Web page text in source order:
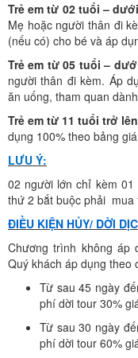
Trẻ em từ 02 tuổi –
Mẹ hoặc người thân đi
(nếu có) cho bé và áp
Trẻ em từ 05 tuổi –
người thân đi kèm. Áp
ăn uống, tham quan
Trẻ em từ 11 tuổi trở lên
dụng 100% theo bảng
LƯU Ý:
02 người lớn chỉ kèm
thứ 2 bắt buộc phải
ĐIỀU KIỆN HỦY/ DỜI
Chương trình không áp
Quý khách áp dụng theo
Từ sau 45 ngày
phí dời tour 30%
Từ sau 30 ngày
phí dời tour 60%